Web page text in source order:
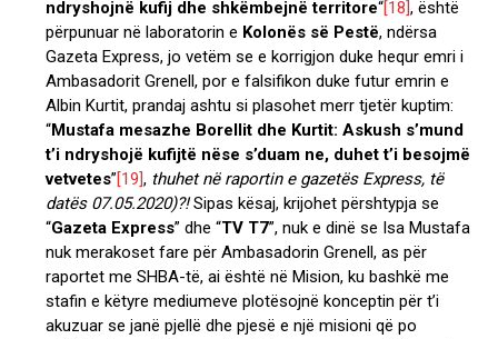
ndryshojnë kufij dhe shkëmbejnë territore“[18], është
përpunuar në laboratorin e Kolonës së Pestë, ndërsa
Gazeta Express, jo vetëm se e korrigjon duke hequr emri i
Ambasadorit Grenell, por e falsifikon duke futur emrin e
Albin Kurtit, prandaj ashtu si plasohet merr tjetër kuptim:
“Mustafa mesazhe Borellit dhe Kurtit: Askush s’mund
t’i ndryshojë kufijtë nëse s’duam ne, duhet t’i besojmë
vetvetes”[19], thuhet në raportin e gazetës Express, të
datës 07.05.2020)?!Sipas kësaj, krijohet përshtypja se
“Gazeta Express” dhe “TV T7”, nuk e dinë se Isa Mustafa
nuk merakoset fare për Ambasadorin Grenell, as për
raportet me SHBA-të, ai është në Mision, ku bashkë me
stafin e këtyre mediumeve plotësojnë konceptin për t’i
akuzuar se janë pjellë dhe pjesë e një misioni që po